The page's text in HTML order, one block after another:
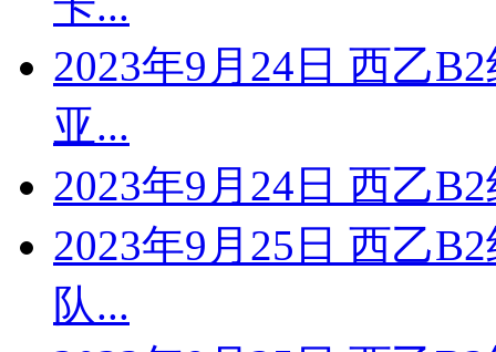
2023年9月24日 西乙
亚...
2023年9月24日 西乙
2023年9月25日 西乙
队...